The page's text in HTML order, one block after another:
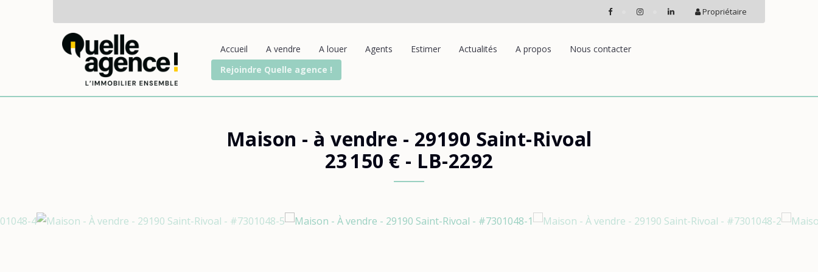
Propriétaire
Accueil A vendre A louer Agents Estimer Actualités A propos
Nous contacter
Rejoindre Quelle agence !
Maison - à vendre - 29190 Saint-Rivoal
23 150 € - LB-2292